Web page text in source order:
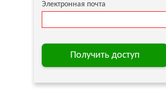
Электронная почта
Получить доступ